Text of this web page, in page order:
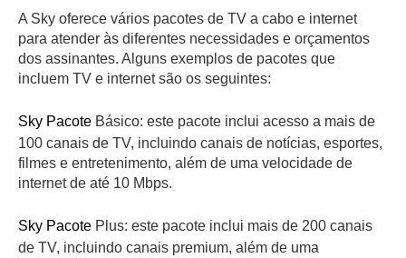
A Sky oferece vários pacotes de TV a cabo e internet
para atender às diferentes necessidades e orçamentos
dos assinantes. Alguns exemplos de pacotes que
incluem TV e internet são os seguintes:
Sky Pacote Básico: este pacote inclui acesso a mais de
100 canais de TV, incluindo canais de notícias, esportes,
filmes e entretenimento, além de uma velocidade de
internet de até 10 Mbps.
Sky Pacote Plus: este pacote inclui mais de 200 canais
de TV, incluindo canais premium, além de uma